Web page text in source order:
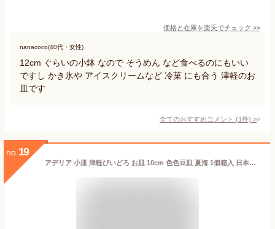
価格と在庫を楽天でチェック >>
nanacoco(40代・女性)
12cm ぐらいの小鉢 なので そうめん など食べるのにもいい
ですし かき氷や アイスクリームなど 冷菓 にも合う 津軽のお
皿です
全てのおすすめコメント (1件) >
no. 19
アデリア 小皿 津軽びいどろ お皿 10cm 色色豆皿 夏海 1個箱入 日本製 F-79766